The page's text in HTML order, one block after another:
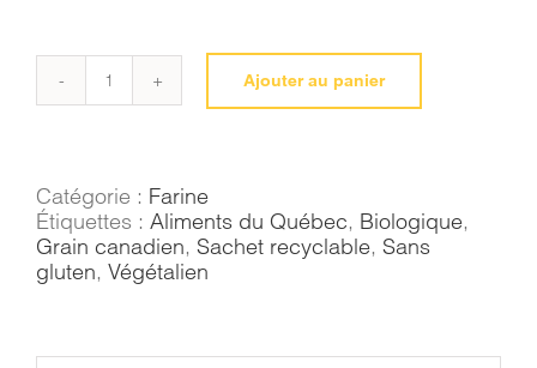
quantité
pois
jaune
Ajouter au panier
Catégorie : Farine
Étiquettes : Aliments du Québec, Biologique,
Grain canadien, Sachet recyclable, Sans
gluten, Végétalien